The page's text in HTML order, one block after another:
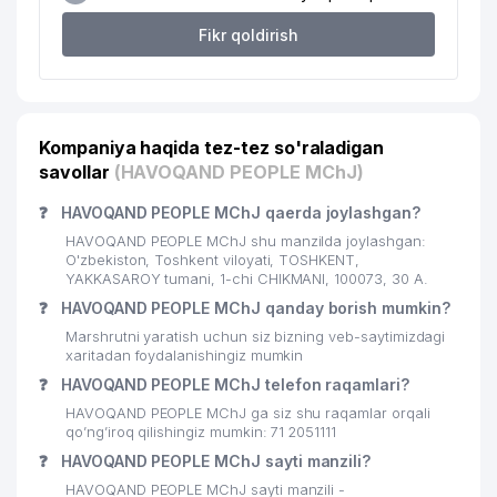
21
MChJ
IMKONIYATI CHEKLANGAN BOLALAR
IXTISOSLASHGAN MAKTAB
25 KEY SOLUTIONS MChJ
26
KATTA TANAFFUS BILIMDON
NODAVLAT TA'LIM MUASSASASI
483 м
27
ТАШКЕНТСКОЕ ГОРОДСКОЕ
ТЕРРИТОРИАЛЬНОЕ
КОММУНАЛЬНО-
ЭКСПЛУАТАЦИОННОЕ BIRLASHMASI
495 м
DAVR BANK XUSUSIY AKSIYADORLIK
TIJORAT BANK YAKKASAROY FILIALI
Fikr qoldirish
Kompaniya haqida tez-tez so'raladigan
savollar (HAVOQAND PEOPLE MChJ)
❓ HAVOQAND PEOPLE MChJ qaerda joylashgan?
HAVOQAND PEOPLE MChJ shu manzilda joylashgan:
O'zbekiston, Toshkent viloyati, TOSHKENT,
YAKKASAROY tumani, 1-chi CHIKMANI, 100073, 30 A.
❓ HAVOQAND PEOPLE MChJ qanday borish mumkin?
Marshrutni yaratish uchun siz bizning veb-saytimizdagi
xaritadan foydalanishingiz mumkin
❓ HAVOQAND PEOPLE MChJ telefon raqamlari?
HAVOQAND PEOPLE MChJ ga siz shu raqamlar orqali
qo’ng’iroq qilishingiz mumkin: 71 2051111
❓ HAVOQAND PEOPLE MChJ sayti manzili?
HAVOQAND PEOPLE MChJ sayti manzili -